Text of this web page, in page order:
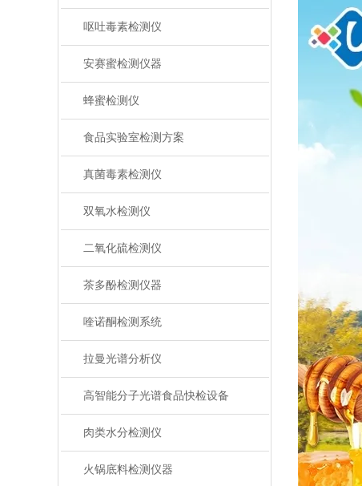
呕吐毒素检测仪
安赛蜜检测仪器
蜂蜜检测仪
食品实验室检测方案
真菌毒素检测仪
双氧水检测仪
二氧化硫检测仪
茶多酚检测仪器
喹诺酮检测系统
拉曼光谱分析仪
高智能分子光谱食品快检设备
肉类水分检测仪
火锅底料检测仪器